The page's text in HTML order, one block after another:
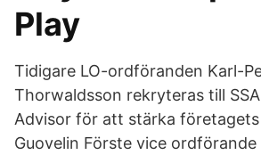
Play
Tidigare LO-ordföranden Karl-
Thorwaldsson rekryteras till
Advisor för att stärka
Guovelin Förste vice ordförande